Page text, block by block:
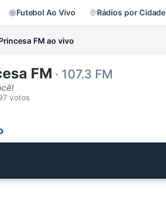
Futebol Ao Vivo Rádios por Cidade
FM ao vivo
FM · 107.3 FM
votos